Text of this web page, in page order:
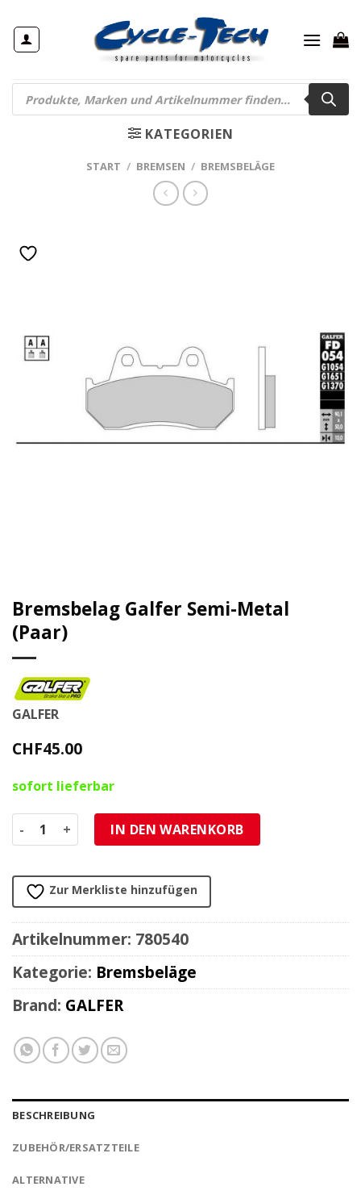
Inhalt
springen
Products
search
KATEGORIEN
START / BREMSEN / BREMSBELÄGE
Bremsbelag Galfer Semi-Metal
(Paar)
GALFER
CHF45.00
sofort lieferbar
Bremsbelag Galfer Semi-Metal (Paar) Menge
IN DEN WARENKORB
Zur Merkliste hinzufügen
Artikelnummer: 780540
Kategorie: Bremsbeläge
Brand: GALFER
BESCHREIBUNG
ZUBEHÖR/ERSATZTEILE
ALTERNATIVE